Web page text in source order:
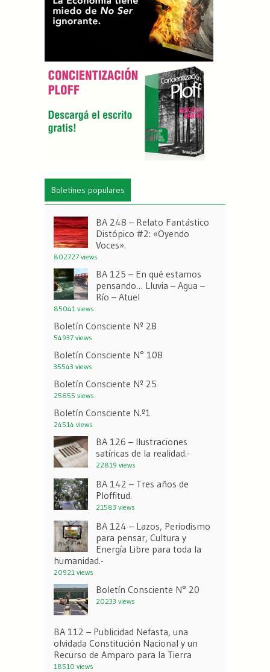
Boletines populares
BA 248 – Relato Fantástico
Distópico #2: «Oyendo
Voces».
802727 views
BA 125 – En qué estamos
pensando… Lluvia – Agua –
Río – Atuel
85041 views
Boletín Consciente Nº 28
54937 views
Boletín Consciente N° 108
35543 views
Boletín Consciente Nº 25
25655 views
Boletín Consciente N.º1
24514 views
BA 126 – Ilustraciones
satíricas de la realidad.-
22819 views
BA 142 – Tres años de
Ploffitud.
21583 views
BA 124 – Lazos, Periodismo
para pensar, Cultura y
Energía Libre para toda la
humanidad.-
20921 views
Boletín Consciente N° 20
20233 views
BA 112 – Publicidad Nefasta, una
olvidada Constitución Nacional y un
Recurso de Amparo para la Tierra
18510 views